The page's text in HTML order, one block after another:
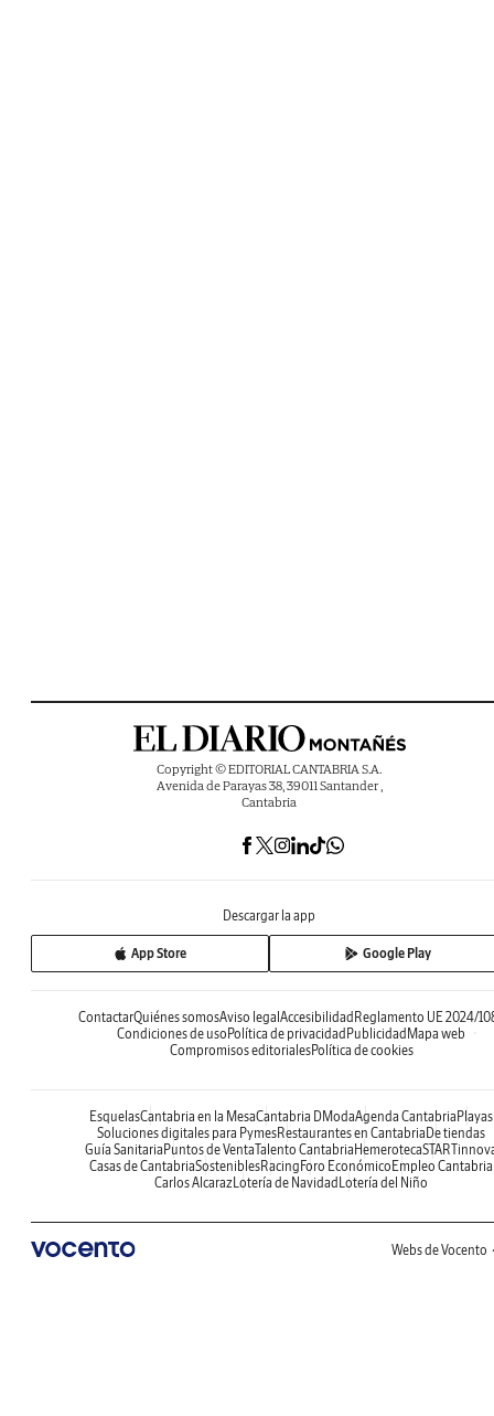
Copyright © EDITORIAL CANTABRIA S.A.
Avenida de Parayas 38, 39011 Santander ,
Cantabria
Descargar la app
App Store Google Play
ContactarQuiénes somosAviso legalAccesibilidadReglamento UE 2024/
Condiciones de usoPolítica de privacidadPublicidadMapa web
Compromisos editorialesPolítica de cookies
EsquelasCantabria en la MesaCantabria DModaAgenda CantabriaPlayas
Soluciones digitales para PymesRestaurantes en CantabriaDe tiendas
Guía SanitariaPuntos de VentaTalento CantabriaHemeroteca
Casas de CantabriaSosteniblesRacingForo EconómicoEmpleo Cantabria
Carlos AlcarazLotería de NavidadLotería del Niño
Webs de Vocento